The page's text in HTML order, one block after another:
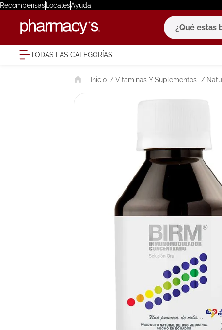
RecompensasLocalesAyuda
¿Qué estas
TODAS LAS CATEGORÍAS
Vitaminas Y Suplementos
1. eucerin
2.
5. cerave
6. degraler
isdin
roche
9. nivea
10. pañales